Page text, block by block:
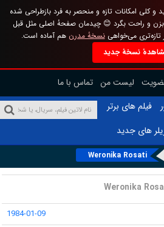
و کلی امکانات تازه و منحصر به فرد بازطراحی شده
و راحت بگرد 😊 چیدمان صفحهٔ اصلی مثل قبل
تازه‌تری می‌خواهینسخهٔ مدرن هم آماده است.
نسخهٔ جدید
لیست من تماس با ما
فیلم های برتر
های جدید
Weronika Rosati
Weronika
1984-01-09